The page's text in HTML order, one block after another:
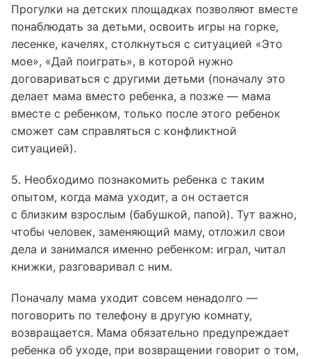
Прогулки на детских площадках позволяют вместе
понаблюдать за детьми, освоить игры на горке,
лесенке, качелях, столкнуться с ситуацией «Это
мое», «Дай поиграть», в которой нужно
договариваться с другими детьми (поначалу это
делает мама вместо ребенка, а позже — мама
вместе с ребенком, только после этого ребенок
сможет сам справляться с конфликтной
ситуацией).
5. Необходимо познакомить ребенка с таким
опытом, когда мама уходит, а он остается
с близким взрослым (бабушкой, папой). Тут важно,
чтобы человек, заменяющий маму, отложил свои
дела и занимался именно ребенком: играл, читал
книжки, разговаривал с ним.
Поначалу мама уходит совсем ненадолго —
поговорить по телефону в другую комнату,
возвращается. Мама обязательно предупреждает
ребенка об уходе, при возвращении говорит о том,